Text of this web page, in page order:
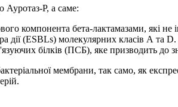
Ауротаз-Р, а саме:
компонента бета-лактамазами, які
дії (ESBLs) молекулярних класів А та D.
білків (ПСБ), яке призводить до
мембрани, так само, як